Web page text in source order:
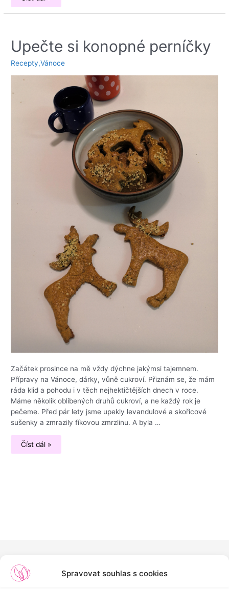
Spravovat souhlas s cookies
chléb
ve
voskovaném
Upečte si konopné perníčky
Recepty,Vánoce
Začátek prosince na mě vždy dýchne jakýmsi tajemnem.
Přípravy na Vánoce, dárky, vůně cukroví. Přiznám se, že mám
ráda klid a pohodu i v těch nejhektičtějších dnech v roce.
Máme několik oblíbených druhů cukroví, a ne každý rok je
pečeme. Před pár lety jsme upekly levandulové a skořicové
sušenky a zmrazily fíkovou zmrzlinu. A byla …
Upečte
si
konopné
Číst dál »